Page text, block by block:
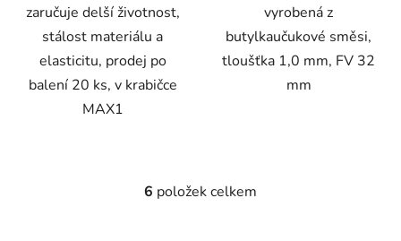
zaručuje delší životnost,
stálost materiálu a
elasticitu, prodej po
balení 20 ks, v krabičce
MAX1
vyrobená z
butylkaučukové směsi,
tloušťka 1,0 mm, FV 32
mm
O
6 položek celkem